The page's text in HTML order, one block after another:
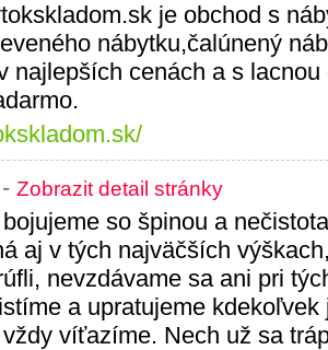
je obchod s
nábytku,čalúnený
najlepších cenách a s
- Zobrazit detail stránky
so špinou a
aj v tých najväčších
nevzdávame sa ani pri
a upratujeme
víťazíme. Nech už sa